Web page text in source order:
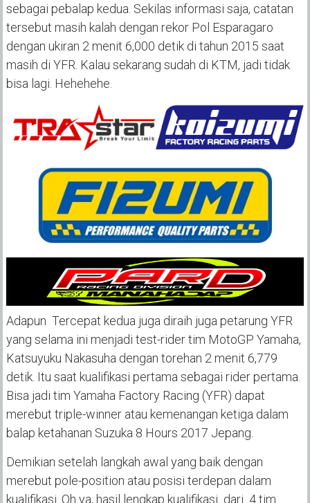
sebagai pebalap kedua. Sekilas informasi saja, catatan
tersebut masih kalah dengan rekor Pol Esparagaro
dengan ukiran 2 menit 6,000 detik di tahun 2015 saat
masih di YFR. Kalau sekarang sudah di KTM, jadi tidak
bisa lagi. Hehehehe.
Adapun Tercepat kedua juga diraih juga petarung YFR
yang selama ini menjadi test-rider tim MotoGP Yamaha,
Katsuyuku Nakasuha dengan torehan 2 menit 6,779
detik. Itu saat kualifikasi pertama sebagai rider pertama.
Bisa jadi tim Yamaha Factory Racing (YFR) dapat
merebut triple-winner atau kemenangan ketiga dalam
balap ketahanan Suzuka 8 Hours 2017 Jepang.
Demikian setelah langkah awal yang baik dengan
merebut pole-position atau posisi terdepan dalam
kualifikasi. Oh ya, hasil lengkap kualifikasi dari 4 tim